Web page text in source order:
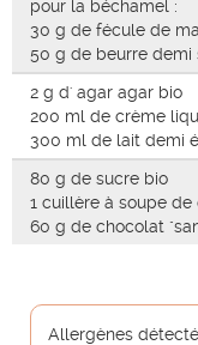
pour la béchamel :
30 g de fécule de
50 g de beurre demi
2 g d' agar agar bio
200 ml de crème
300 ml de lait demi
80 g de sucre bio
1 cuillère à soupe de
60 g de chocolat
Allergènes